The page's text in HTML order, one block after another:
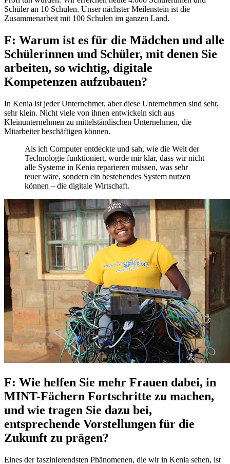
Schüler an 10 Schulen. Unser nächster Meilenstein ist die
Zusammenarbeit mit 100 Schulen im ganzen Land.
F: Warum ist es für die Mädchen und alle
Schülerinnen und Schüler, mit denen Sie
arbeiten, so wichtig, digitale
Kompetenzen aufzubauen?
In Kenia ist jeder Unternehmer, aber diese Unternehmen sind sehr,
sehr klein. Nicht viele von ihnen entwickeln sich aus
Kleinunternehmen zu mittelständischen Unternehmen, die
Mitarbeiter beschäftigen können.
Als ich Computer entdeckte und sah, wie die Welt der
Technologie funktioniert, wurde mir klar, dass wir nicht
alle Systeme in Kenia reparieren müssen, was sehr
teuer wäre, sondern ein bestehendes System nutzen
können – die digitale Wirtschaft.
F: Wie helfen Sie mehr Frauen dabei, in
MINT-Fächern Fortschritte zu machen,
und wie tragen Sie dazu bei,
entsprechende Vorstellungen für die
Zukunft zu prägen?
Eines der faszinierendsten Phänomenen, die wir in Kenia sehen, ist